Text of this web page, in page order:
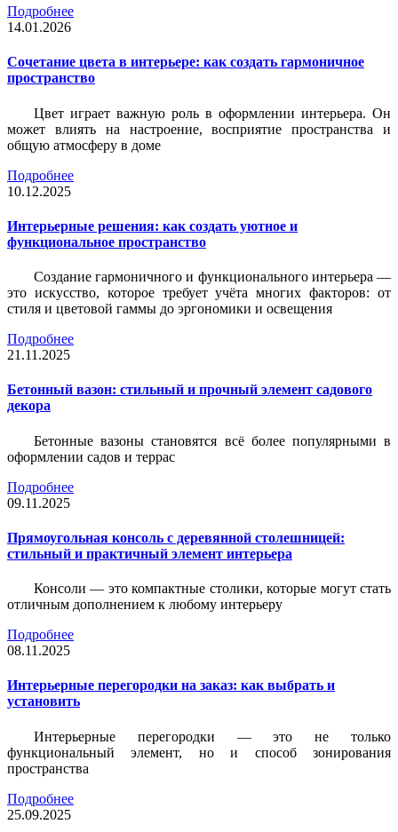
Подробнее
14.01.2026
Сочетание цвета в интерьере: как создать гармоничное
пространство
Цвет играет важную роль в оформлении интерьера. Он
может влиять на настроение, восприятие пространства и
общую атмосферу в доме
Подробнее
10.12.2025
Интерьерные решения: как создать уютное и
функциональное пространство
Создание гармоничного и функционального интерьера —
это искусство, которое требует учёта многих факторов: от
стиля и цветовой гаммы до эргономики и освещения
Подробнее
21.11.2025
Бетонный вазон: стильный и прочный элемент садового
декора
Бетонные вазоны становятся всё более популярными в
оформлении садов и террас
Подробнее
09.11.2025
Прямоугольная консоль с деревянной столешницей:
стильный и практичный элемент интерьера
Консоли — это компактные столики, которые могут стать
отличным дополнением к любому интерьеру
Подробнее
08.11.2025
Интерьерные перегородки на заказ: как выбрать и
установить
Интерьерные перегородки — это не только
функциональный элемент, но и способ зонирования
пространства
Подробнее
25.09.2025